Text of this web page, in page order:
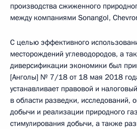
производства сжиженного
между компаниями Sonangol,
С целью эффективного
месторождений углеводородов, а
диверсификации экономики был
[Анголы] № 7/18 от 18 мая 2018
устанавливает правовой и
в области разведки, исследований,
добычи и реализации природного
стимулирования добычи, а также